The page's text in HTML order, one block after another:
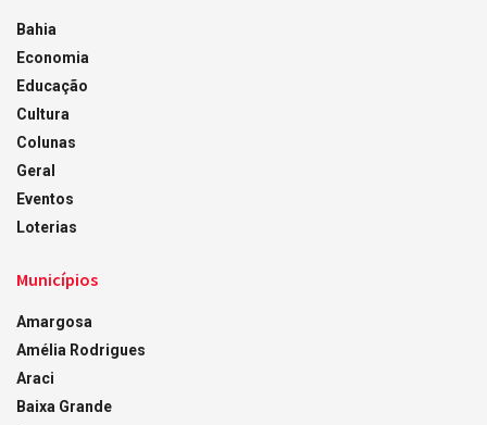
Bahia
Economia
Educação
Cultura
Colunas
Geral
Eventos
Loterias
Municípios
Amargosa
Amélia Rodrigues
Araci
Baixa Grande